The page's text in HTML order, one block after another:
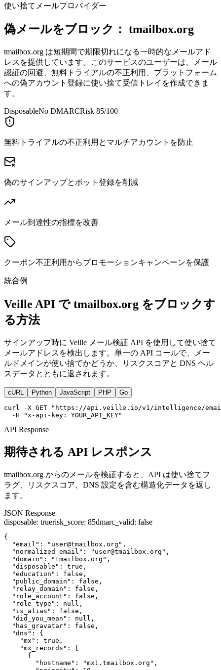
使い捨てメールプロバイダー
偽メールをブロック： tmailbox.org
tmailbox.org は短期間で期限切れになる一時的なメールアド
レスを提供しています。このサービスのユーザーは、メール
認証の回避、無料トライアルの不正利用、プラットフォーム
への偽アカウント登録に使い捨て受信トレイを作成できま
す。
DisposableNo DMARCRisk 85/100
無料トライアルの不正利用とマルチアカウントを防止
偽のサインアップとボット登録を削減
メール到達性の指標を改善
クーポン不正利用からプロモーションキャンペーンを保護
統合例
Veille API で tmailbox.org をブロックす
る方法
サインアップ時に Veille メール検証 API を使用して使い捨て
メールアドレスを検出します。単一の API コールで、メー
ルドメインが使い捨てかどうか、リスクスコアと DNS ヘル
スデータとともに返されます。
cURL Python JavaScript PHP Go
curl -X GET "https://api.veille.io/v1/intelligence/
  -H "x-api-key: YOUR_API_KEY"
API Response
期待される API レスポンス
tmailbox.org からのメールを検証すると、API は使い捨てフ
ラグ、リスクスコア、DNS 設定を含む構造化データを返し
ます。
JSON Response
disposable: truerisk_score: 85dmarc_valid: false
{
  "email": "user@tmailbox.org",
  "normalized_email": "user@tmailbox.org",
  "domain": "tmailbox.org",
  "disposable": true,
  "education": false,
  "public_domain": false,
  "relay_domain": false,
  "role_account": false,
  "role_type": null,
  "is_alias": false,
  "did_you_mean": null,
  "has_gravatar": false,
  "dns": {
    "mx": true,
    "mx_records": [
      {
        "hostname": "mx1.tmailbox.org",